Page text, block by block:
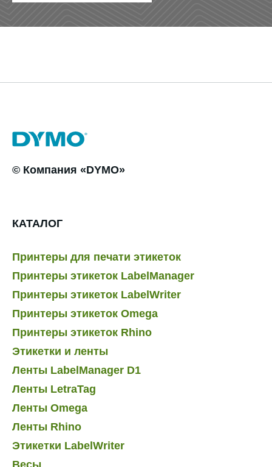
© Компания «DYMO»
КАТАЛОГ
Принтеры для печати этикеток
Принтеры этикеток LabelManager
Принтеры этикеток LabelWriter
Принтеры этикеток Omega
Принтеры этикеток Rhino
Этикетки и ленты
Ленты LabelManager D1
Ленты LetraTag
Ленты Omega
Ленты Rhino
Этикетки LabelWriter
Весы